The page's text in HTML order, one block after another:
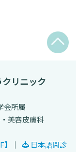
リニック
会所属
美容皮膚科
｜
日本語問診